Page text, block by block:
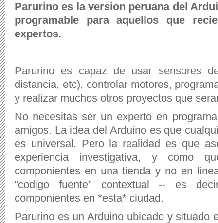
Parurino es la version peruana del
programable para aquellos que
expertos.
Parurino es capaz de usar sensores
distancia, etc), controlar motores,
y realizar muchos otros proyectos que
No necesitas ser un experto en
amigos. La idea del Arduino es que
es universal. Pero la realidad es que
experiencia investigativa, y como
componientes en una tienda y no en
“codigo fuente” contextual -- es
componientes en *esta* ciudad.
Parurino es un Arduino ubicado y situado